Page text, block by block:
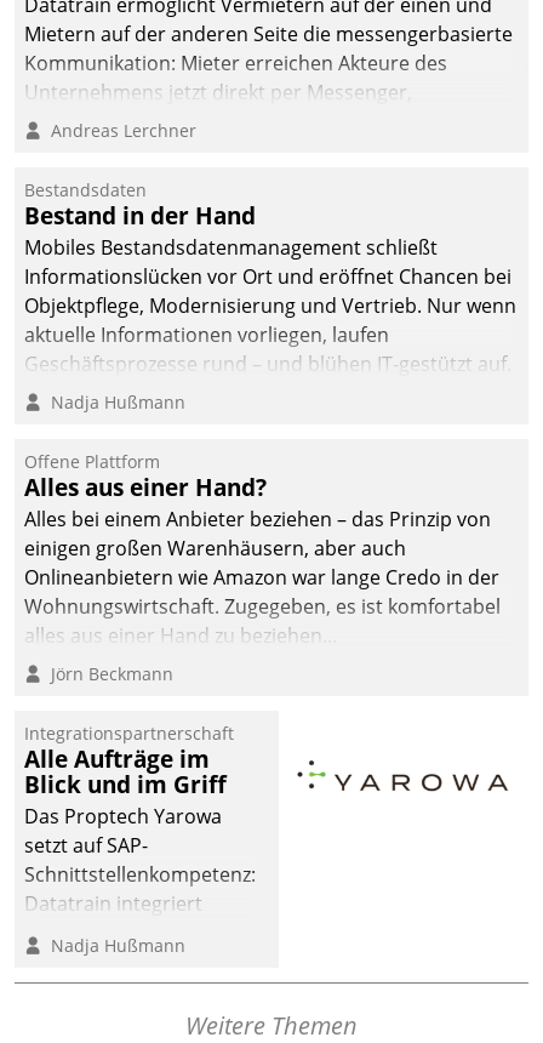
Mietern auf der anderen Seite die messengerbasierte
Kommunikation: Mieter erreichen Akteure des
Unternehmens jetzt direkt per Messenger,
Mitarbeiter oder Dienstleister empfangen oder
Andreas Lerchner
Bestandsdaten
Bestand in der Hand
Mobiles Bestandsdatenmanagement schließt
Informationslücken vor Ort und eröffnet Chancen bei
Objektpflege, Modernisierung und Vertrieb. Nur wenn
aktuelle Informationen vorliegen, laufen
Geschäftsprozesse rund – und blühen IT-gestützt auf.
Nadja Hußmann
Offene Plattform
Alles aus einer Hand?
Alles bei einem Anbieter beziehen – das Prinzip von
einigen großen Warenhäusern, aber auch
Onlineanbietern wie Amazon war lange Credo in der
Wohnungswirtschaft. Zugegeben, es ist komfortabel
alles aus einer Hand zu beziehen...
Jörn Beckmann
Integrationspartnerschaft
Alle Aufträge im
Blick und im Griff
Das Proptech Yarowa
setzt auf SAP-
Schnittstellenkompetenz:
Datatrain integriert
Yarowas Portal zur
Vergabe und Verwaltung
von Aufträgen der
Nadja Hußmann
Weitere Themen